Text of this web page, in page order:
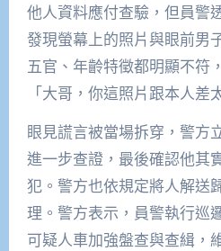
他人資料應付查驗，但員警
發現螢幕上的照片與眼前男
五官、年齡特徵都明顯不符
「大哥，你這照片跟本人差
眼見謊言被當場拆穿，警方
進一步查證，最後確認他其
犯。警方也依規定將人解送
理。警方表示，員警執行巡
可疑人車加強盤查與查緝，